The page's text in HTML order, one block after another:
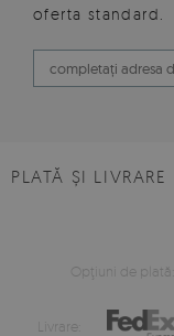
oferta standard.
PLATĂ ȘI LIVRARE
Opţiuni de plată:
Livrare: